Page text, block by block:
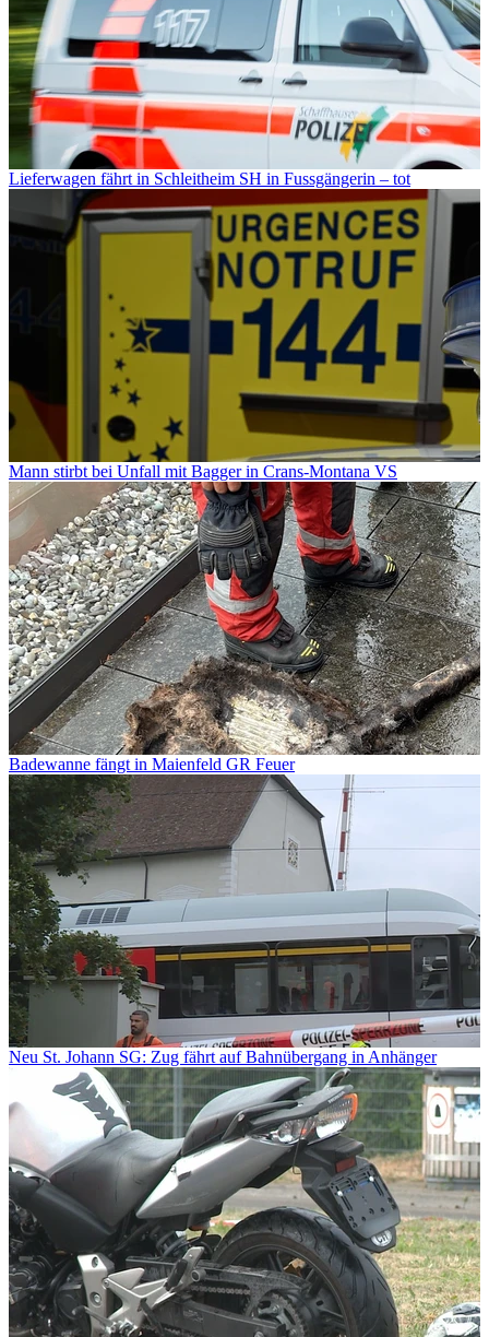
Lieferwagen fährt in Schleitheim SH in Fussgängerin – tot
Mann stirbt bei Unfall mit Bagger in Crans-Montana VS
Badewanne fängt in Maienfeld GR Feuer
Neu St. Johann SG: Zug fährt auf Bahnübergang in Anhänger